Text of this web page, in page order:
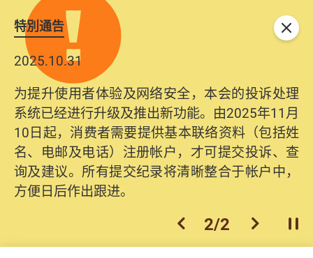
特別通告
2025.10.31
为提升使用者体验及网络安全，本会的投诉处理
系统已经进行升级及推出新功能。由2025年11月
10日起，消费者需要提供基本联络资料（包括姓
名、电邮及电话）注册帐户，才可提交投诉、查
询及建议。所有提交纪录将清晰整合于帐户中，
方便日后作出跟进。
上一个
2/2 下一个开
关闭